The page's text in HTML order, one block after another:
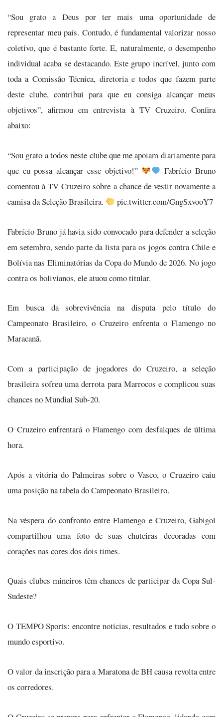
“Sou grato a Deus por ter mais uma oportunidade de
representar meu país. Contudo, é fundamental valorizar nosso
coletivo, que é bastante forte. E, naturalmente, o desempenho
individual acaba se destacando. Este grupo incrível, junto com
toda a Comissão Técnica, diretoria e todos que fazem parte
deste clube, contribui para que eu consiga alcançar meus
objetivos”, afirmou em entrevista à TV Cruzeiro. Confira
abaixo:
“Sou grato a todos neste clube que me apoiam diariamente para
que eu possa alcançar esse objetivo!”
Fabrício Bruno
comentou à TV Cruzeiro sobre a chance de vestir novamente a
camisa da Seleção Brasileira.
pic.twitter.com/GngSxvooY7
Fabrício Bruno já havia sido convocado para defender a seleção
em setembro, sendo parte da lista para os jogos contra Chile e
Bolívia nas Eliminatórias da Copa do Mundo de 2026. No jogo
contra os bolivianos, ele atuou como titular.
Em busca da sobrevivência na disputa pelo título do
Campeonato Brasileiro, o Cruzeiro enfrenta o Flamengo no
Maracanã.
Com a participação de jogadores do Cruzeiro, a seleção
brasileira sofreu uma derrota para Marrocos e complicou suas
chances no Mundial Sub-20.
O Cruzeiro enfrentará o Flamengo com desfalques de última
hora.
Após a vitória do Palmeiras sobre o Vasco, o Cruzeiro caiu
uma posição na tabela do Campeonato Brasileiro.
Na véspera do confronto entre Flamengo e Cruzeiro, Gabigol
compartilhou uma foto de suas chuteiras decoradas com
corações nas cores dos dois times.
Quais clubes mineiros têm chances de participar da Copa Sul-
Sudeste?
O TEMPO Sports: encontre notícias, resultados e tudo sobre o
mundo esportivo.
O valor da inscrição para a Maratona de BH causa revolta entre
os corredores.